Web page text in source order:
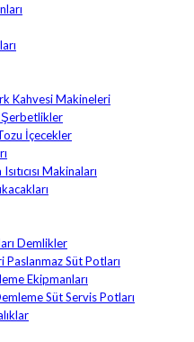
Kahvesi Makineleri
Şerbetlikler
İçecekler
Makinaları
Demlikler
Paslanmaz Süt Potları
Ekipmanları
Süt Servis Potları